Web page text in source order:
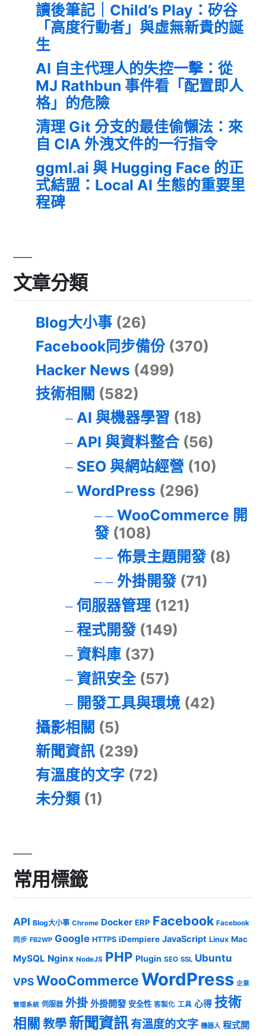
讀後筆記｜Child’s Play：矽谷
「高度行動者」與虛無新貴的誕
生
AI 自主代理人的失控一擊：從
MJ Rathbun 事件看「配置即人
格」的危險
清理 Git 分支的最佳偷懶法：來
自 CIA 外洩文件的一行指令
ggml.ai 與 Hugging Face 的正
式結盟：Local AI 生態的重要里
程碑
文章分類
Blog大小事 (26)
Facebook同步備份 (370)
Hacker News (499)
技術相關 (582)
AI 與機器學習 (18)
API 與資料整合(56)
SEO 與網站經營 (10)
WordPress (296)
WooCommerce 開
發(108)
佈景主題開發(8)
外掛開發(71)
伺服器管理(121)
程式開發(149)
資料庫(37)
資訊安全(57)
開發工具與環境(42)
攝影相關 (5)
新聞資訊 (239)
有溫度的文字 (72)
未分類 (1)
常用標籤
API Blog大小事 Chrome Docker ERP Facebook Facebook
同步 FB2WP Google HTTPS iDempiere JavaScript Linux Mac
MySQL Nginx NodeJS PHP Plugin SEO SSL Ubuntu
VPSWooCommerceWordPress 企業
管理系統 伺服器 外掛 外掛開發 安全性 客製化 工具 心得 技術
相關 教學 新聞資訊有溫度的文字 機器人 程式開